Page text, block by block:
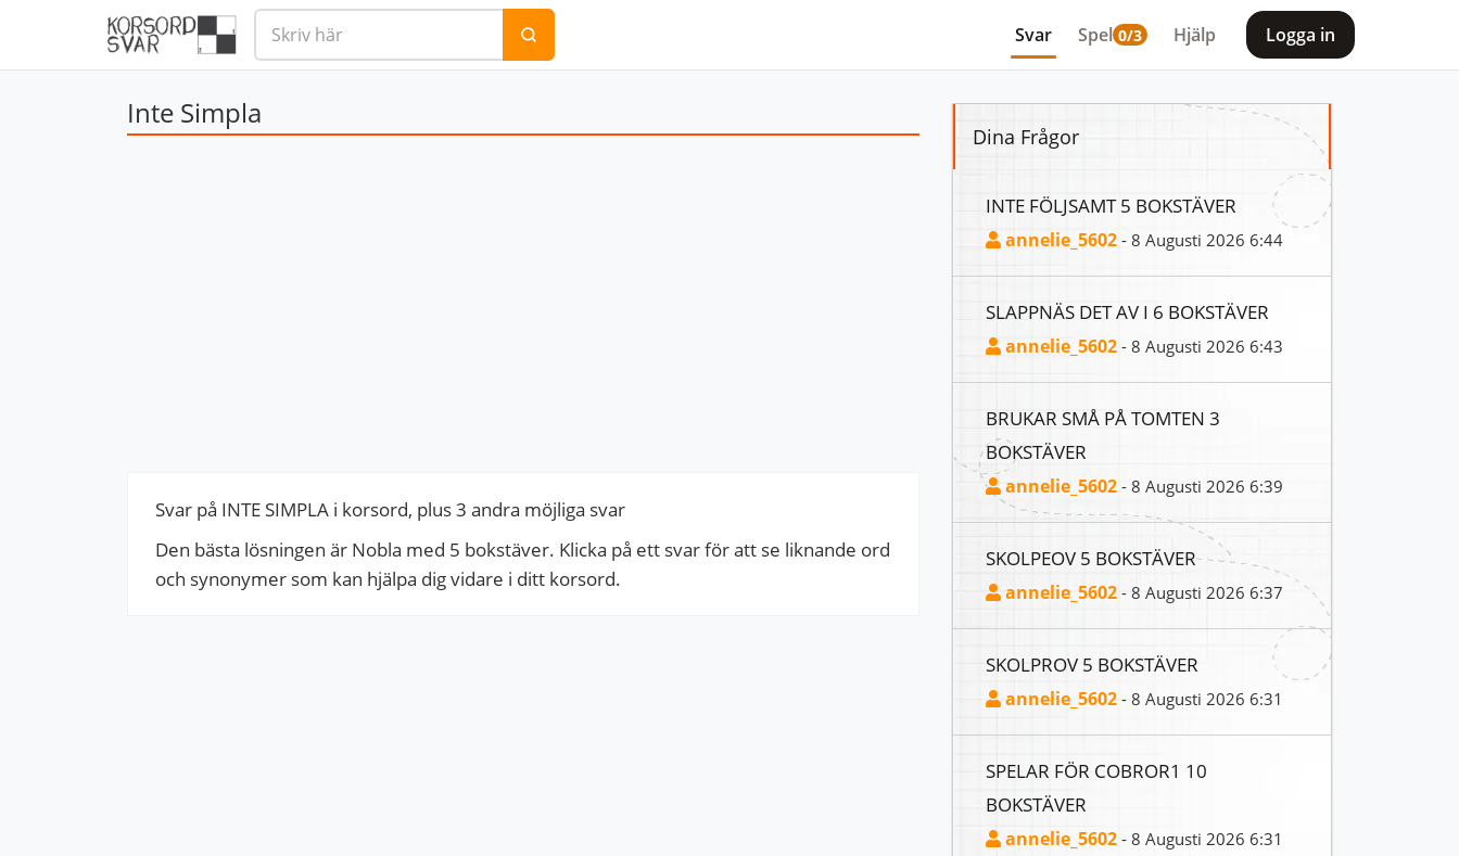
Svar Spel 0/3 Hjälp Logga in
Inte Simpla
Svar på INTE SIMPLA i korsord, plus 3 andra möjliga svar
Den bästa lösningen är Nobla med 5 bokstäver. Klicka på ett svar för att se liknande ord
och synonymer som kan hjälpa dig vidare i ditt korsord.
Dina Frågor
INTE FÖLJSAMT 5 BOKSTÄVER
annelie_5602 - 8 Augusti 2026 6:44
SLAPPNÄS DET AV I 6 BOKSTÄVER
annelie_5602 - 8 Augusti 2026 6:43
BRUKAR SMÅ PÅ TOMTEN 3
BOKSTÄVER
annelie_5602 - 8 Augusti 2026 6:39
SKOLPEOV 5 BOKSTÄVER
annelie_5602 - 8 Augusti 2026 6:37
SKOLPROV 5 BOKSTÄVER
annelie_5602 - 8 Augusti 2026 6:31
SPELAR FÖR COBROR1 10
BOKSTÄVER
annelie_5602 - 8 Augusti 2026 6:31